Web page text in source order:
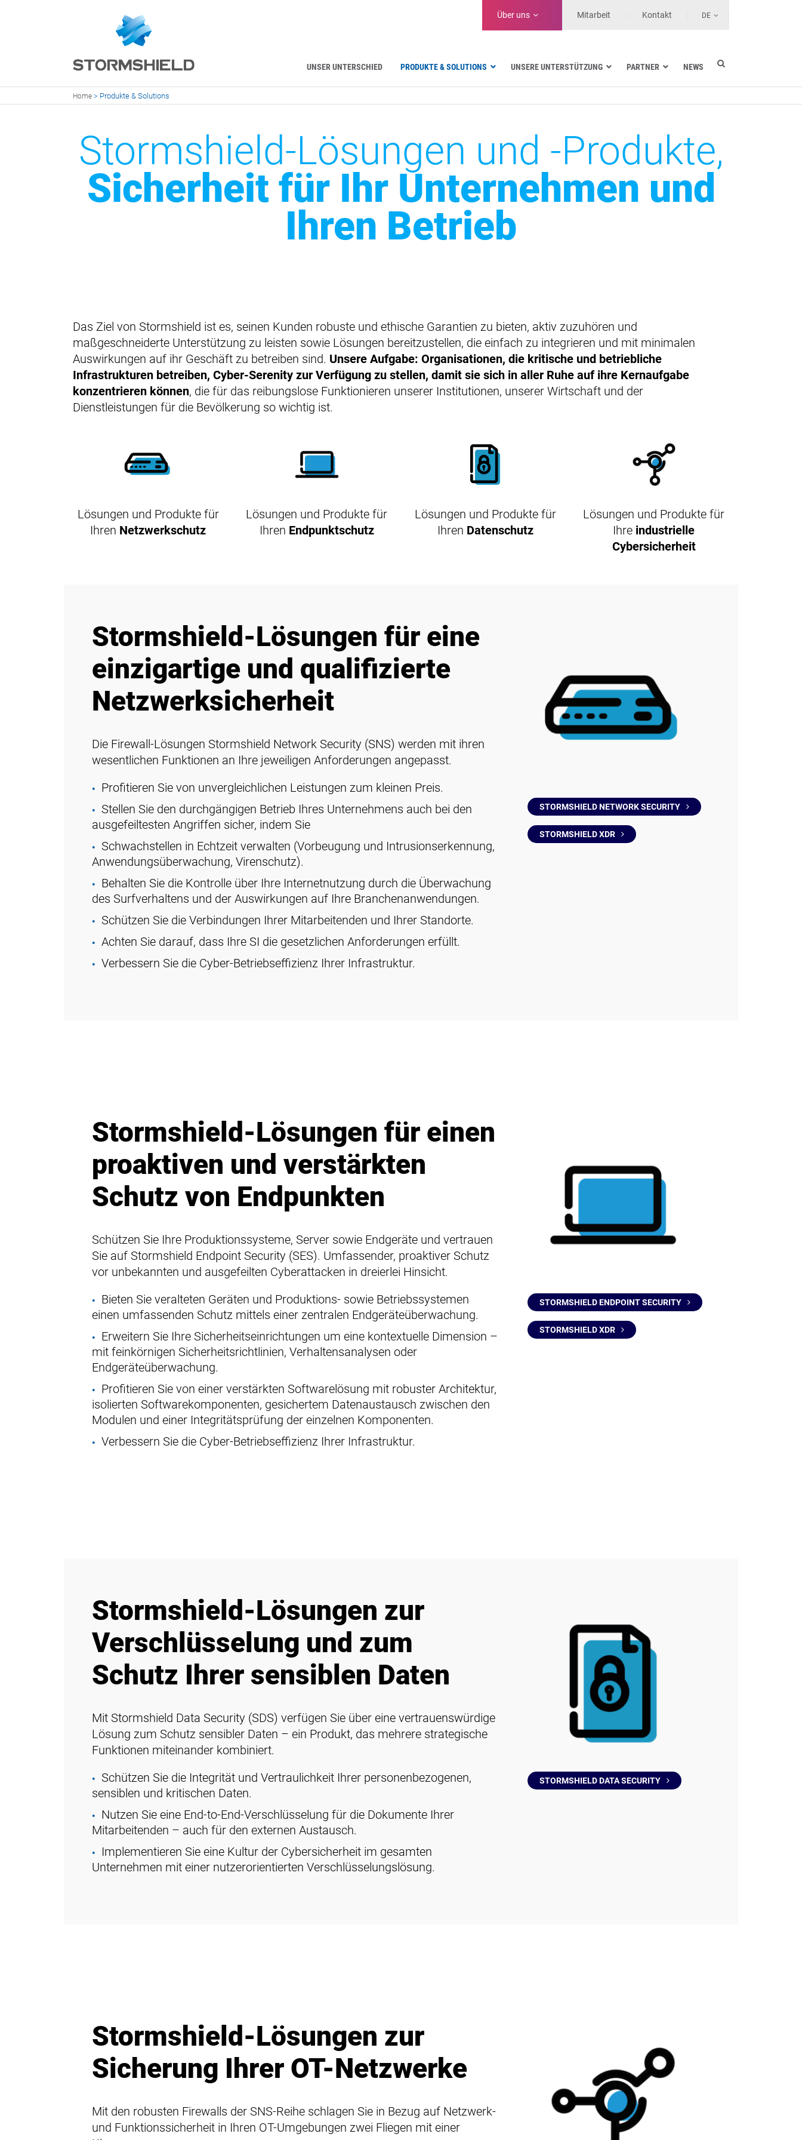
Über uns Mitarbeit Kontakt DE
UNSER UNTERSCHIED PRODUKTE & SOLUTIONS
Verteidigung und Militär
Wasserversorgung
Logistik
Landtransporte
Services-Anbieter
UNSERE UNTERSTÜTZUNG PARTNER NEWS
Home > Produkte & Solutions
Stormshield-Lösungen und -Produkte,
Sicherheit für Ihr Unternehmen und
Ihren Betrieb
Das Ziel von Stormshield ist es, seinen Kunden robuste und ethische Garantien zu bieten, aktiv zuzuhören und
maßgeschneiderte Unterstützung zu leisten sowie Lösungen bereitzustellen, die einfach zu integrieren und mit minimalen
Auswirkungen auf ihr Geschäft zu betreiben sind. Unsere Aufgabe: Organisationen, die kritische und betriebliche
Infrastrukturen betreiben, Cyber-Serenity zur Verfügung zu stellen, damit sie sich in aller Ruhe auf ihre Kernaufgabe
konzentrieren können, die für das reibungslose Funktionieren unserer Institutionen, unserer Wirtschaft und der
Dienstleistungen für die Bevölkerung so wichtig ist.
Lösungen und Produkte für
Ihren Netzwerkschutz
Lösungen und Produkte für
Ihren Endpunktschutz
Lösungen und Produkte für
Ihren Datenschutz
Lösungen und Produkte für
Ihre industrielle
Cybersicherheit
Stormshield-Lösungen für eine
einzigartige und qualifizierte
Netzwerksicherheit
Die Firewall-Lösungen Stormshield Network Security (SNS) werden mit ihren
wesentlichen Funktionen an Ihre jeweiligen Anforderungen angepasst.
Profitieren Sie von unvergleichlichen Leistungen zum kleinen Preis.
Stellen Sie den durchgängigen Betrieb Ihres Unternehmens auch bei den
ausgefeiltesten Angriffen sicher, indem Sie
Schwachstellen in Echtzeit verwalten (Vorbeugung und Intrusionserkennung,
Anwendungsüberwachung, Virenschutz).
Behalten Sie die Kontrolle über Ihre Internetnutzung durch die Überwachung
des Surfverhaltens und der Auswirkungen auf Ihre Branchenanwendungen.
Schützen Sie die Verbindungen Ihrer Mitarbeitenden und Ihrer Standorte.
Achten Sie darauf, dass Ihre SI die gesetzlichen Anforderungen erfüllt.
Verbessern Sie die Cyber-Betriebseffizienz Ihrer Infrastruktur.
STORMSHIELD NETWORK SECURITY
STORMSHIELD XDR
Stormshield-Lösungen für einen
proaktiven und verstärkten
Schutz von Endpunkten
Schützen Sie Ihre Produktionssysteme, Server sowie Endgeräte und vertrauen
Sie auf Stormshield Endpoint Security (SES). Umfassender, proaktiver Schutz
vor unbekannten und ausgefeilten Cyberattacken in dreierlei Hinsicht.
Bieten Sie veralteten Geräten und Produktions- sowie Betriebssystemen
einen umfassenden Schutz mittels einer zentralen Endgeräteüberwachung.
Erweitern Sie Ihre Sicherheitseinrichtungen um eine kontextuelle Dimension –
mit feinkörnigen Sicherheitsrichtlinien, Verhaltensanalysen oder
Endgeräteüberwachung.
Profitieren Sie von einer verstärkten Softwarelösung mit robuster Architektur,
isolierten Softwarekomponenten, gesichertem Datenaustausch zwischen den
Modulen und einer Integritätsprüfung der einzelnen Komponenten.
Verbessern Sie die Cyber-Betriebseffizienz Ihrer Infrastruktur.
STORMSHIELD ENDPOINT SECURITY
STORMSHIELD XDR
Stormshield-Lösungen zur
Verschlüsselung und zum
Schutz Ihrer sensiblen Daten
Mit Stormshield Data Security (SDS) verfügen Sie über eine vertrauenswürdige
Lösung zum Schutz sensibler Daten – ein Produkt, das mehrere strategische
Funktionen miteinander kombiniert.
Schützen Sie die Integrität und Vertraulichkeit Ihrer personenbezogenen,
sensiblen und kritischen Daten.
Nutzen Sie eine End-to-End-Verschlüsselung für die Dokumente Ihrer
Mitarbeitenden – auch für den externen Austausch.
Implementieren Sie eine Kultur der Cybersicherheit im gesamten
Unternehmen mit einer nutzerorientierten Verschlüsselungslösung.
STORMSHIELD DATA SECURITY
Stormshield-Lösungen zur
Sicherung Ihrer OT-Netzwerke
Mit den robusten Firewalls der SNS-Reihe schlagen Sie in Bezug auf Netzwerk-
und Funktionssicherheit in Ihren OT-Umgebungen zwei Fliegen mit einer